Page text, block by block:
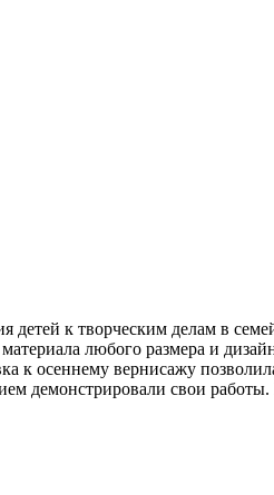
детей к творческим делам в
любого размера и
к осеннему вернисажу
демонстрировали свои